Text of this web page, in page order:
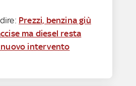
Prezzi, benzina giù
ma diesel resta
intervento